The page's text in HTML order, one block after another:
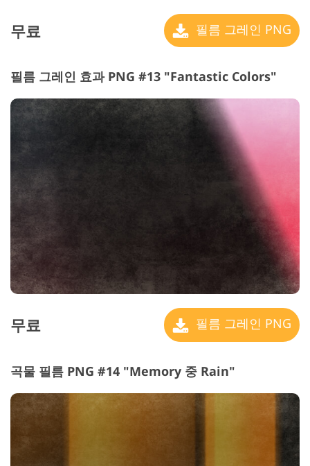
무료 필름 그레인 PNG
필름 그레인 효과 PNG #13 "Fantastic Colors"
무료 필름 그레인 PNG
곡물 필름 PNG #14 "Memory 중 Rain"